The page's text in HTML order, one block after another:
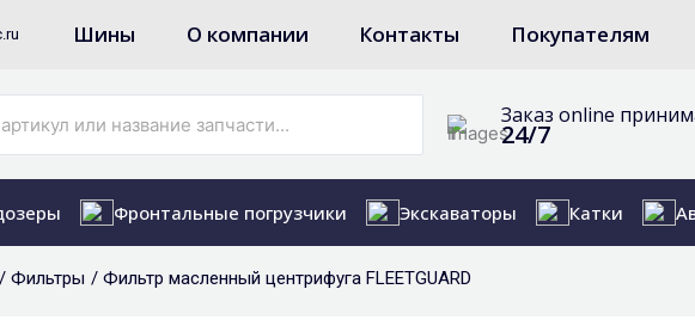
Шины О компании Контакты Покупателям
Заказ online
24/7
Фронтальные погрузчики Экскаваторы Катки
/ Фильтры / Фильтр масленный центрифуга FLEETGUARD